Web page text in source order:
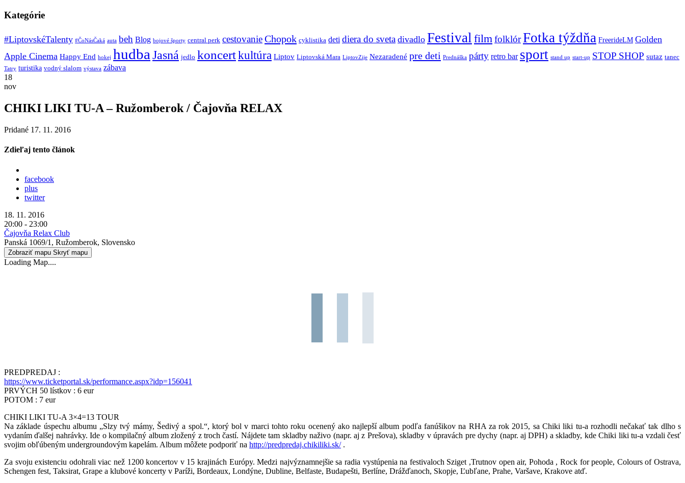
Kategórie
#LiptovskéTalenty #ČoNásČaká auta beh Blog bojové športy central perk cestovanieChopok cyklistika deti diera do sveta divadlo Festival filmfolklórFotka týždňa FreerideLM Golden
Apple Cinema Happy End hokej hudba Jasná jedlo koncertkultúra Liptov Liptovská Mara LiptovZije Nezaradené pre deti Prednáška párty retro bar sport stand up start-up STOP SHOP sutaz tanec
Tatry turistika vodný slalom výstava zábava
18
nov
CHIKI LIKI TU-A – Ružomberok / Čajovňa RELAX
Pridané 17. 11. 2016
Zdieľaj tento článok
facebook
plus
twitter
18. 11. 2016
20:00 - 23:00
Čajovňa Relax Club
Panská 1069/1, Ružomberok, Slovensko
Zobraziť mapu Skryť mapu
Loading Map....
PREDPREDAJ :
https://www.ticketportal.sk/performance.aspx?idp=156041
PRVÝCH 50 lístkov : 6 eur
POTOM : 7 eur
CHIKI LIKI TU-A 3×4=13 TOUR
Na základe úspechu albumu „Slzy tvý mámy, Šedivý a spol.“, ktorý bol v marci tohto roku ocenený ako najlepší album podľa fanúšikov na RHA za rok 2015, sa Chiki liki tu-a rozhodli nečakať tak dlho s
vydaním ďalšej nahrávky. Ide o kompilačný album zložený z troch častí. Nájdete tam skladby naživo (napr. aj z Prešova), skladby v úpravách pre dychy (napr. aj DPH) a skladby, kde Chiki liki tu-a vzdali česť
svojim obľúbeným undergroundovým kapelám. Album môžete podporiť na http://predpredaj.chikiliki.sk/.
Za svoju existenciu odohrali viac než 1200 koncertov v 15 krajinách Európy. Medzi najvýznamnejšie sa radia vystúpenia na festivaloch Sziget ,Trutnov open air, Pohoda , Rock for people, Colours of Ostrava,
Schengen fest, Taksirat, Grape a klubové koncerty v Paríži, Bordeaux, Londýne, Dubline, Belfaste, Budapešti, Berlíne, Drážďanoch, Skopje, Ľubľane, Prahe, Varšave, Krakove atď.